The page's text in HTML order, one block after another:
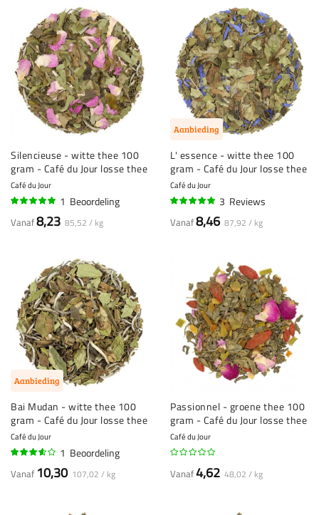
Silencieuse - witte thee 100
gram - Café du Jour losse thee
Café du Jour
1 Beoordeling
Vanaf8,23 85,52 / kg
Aanbieding
L' essence - witte thee 100
gram - Café du Jour losse thee
Café du Jour
3 Reviews
Vanaf8,46 87,92 / kg
Aanbieding
Bai Mudan - witte thee 100
gram - Café du Jour losse thee
Café du Jour
1 Beoordeling
Vanaf 10,30 107,02 / kg
Passionnel - groene thee 100
gram - Café du Jour losse thee
Café du Jour
Vanaf4,62 48,02 / kg